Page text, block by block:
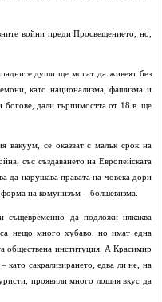
войни преди Просвещението, но,
души ще могат да живеят без
като национализма, фашизма и
богове, дали търпимостта от 18 в. ще
вакуум, се оказват с малък срок на
със създаването на Европейската
да нарушава правата на човека дори
на комунизъм – болшевизма.
същевременно да подложи някаква
са нещо много хубаво, но имат една
обществена институция. А Красимир
като сакрализирането, едва ли не, на
проявили много лошия вкус да